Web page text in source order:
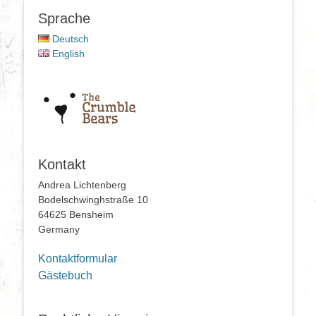
Sprache
Deutsch
English
Kontakt
Andrea Lichtenberg
Bodelschwinghstraße 10
64625 Bensheim
Germany
Kontaktformular
Gästebuch